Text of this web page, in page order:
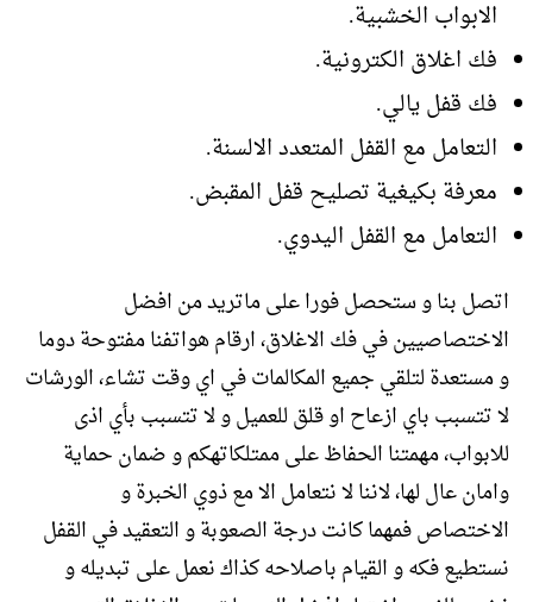
الابواب الخشبية.
فك اغلاق الكترونية.
فك قفل يالي.
التعامل مع القفل المتعدد الالسنة.
معرفة بكيغية تصليح قفل المقبض.
التعامل مع القفل اليدوي.
اتصل بنا و ستحصل فورا على ماتريد من افضل
الاختصاصيين في فك الاغلاق، ارقام هواتفنا مفتوحة دوما
و مستعدة لتلقي جميع المكالمات في اي وقت تشاء، الورشات
لا تتسبب باي ازعاح او قلق للعميل و لا تتسبب بأي اذى
للابواب، مهمتنا الحفاظ على ممتلكاتهكم و ضمان حماية
وامان عال لها، لاننا لا نتعامل الا مع ذوي الخبرة و
الاختصاص فمهما كانت درجة الصعوبة و التعقيد في القفل
نستطيع فكه و القيام باصلاحه كذاك نعمل على تبديله و